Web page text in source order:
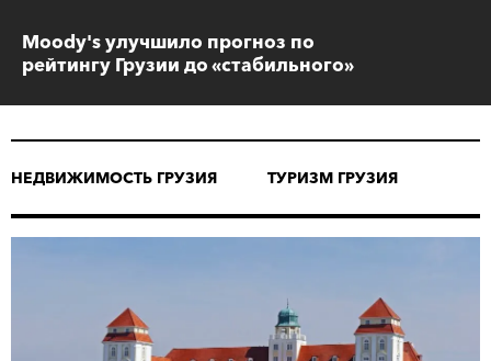
Moody's улучшило прогноз по
рейтингу Грузии до «стабильного»
НЕДВИЖИМОСТЬ ГРУЗИЯ ТУРИЗМ ГРУЗИЯ